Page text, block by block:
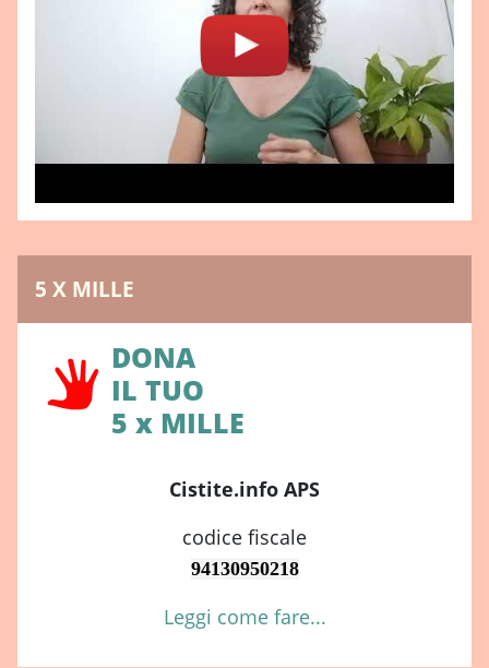
5 X MILLE
DONA
IL TUO
5 x MILLE
Cistite.info APS
codice fiscale
94130950218
Leggi come fare...